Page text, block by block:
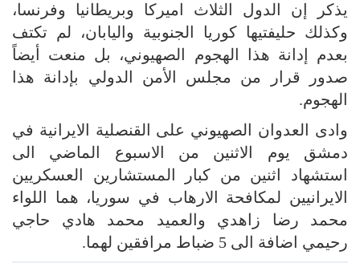
يذكر إن الدول الثلاث اميركا وبريطانيا وفرنسا،
وكذلك حليفتيها كوريا الجنوبية واليابان، لم تكتف
بعدم إدانة هذا الهجوم الصهيوني، بل منعت أيضاً
صدور قرار من مجلس الأمن الدولي بإدانة هذا
الهجوم.
وادى العدوان الصهيوني على القنصلية الايرانية في
دمشق يوم الاثنين من الاسبوع الماضي الى
استشهاد اثنين من كبار المستشارين العسكريين
الايرانيين لمكافحة الارهاب في سوريا، هما اللواء
محمد رضا زاهدي والعميد محمد هادي حاجي
رحيمي اضافة الى 5 ضباط مرافقين لهما.